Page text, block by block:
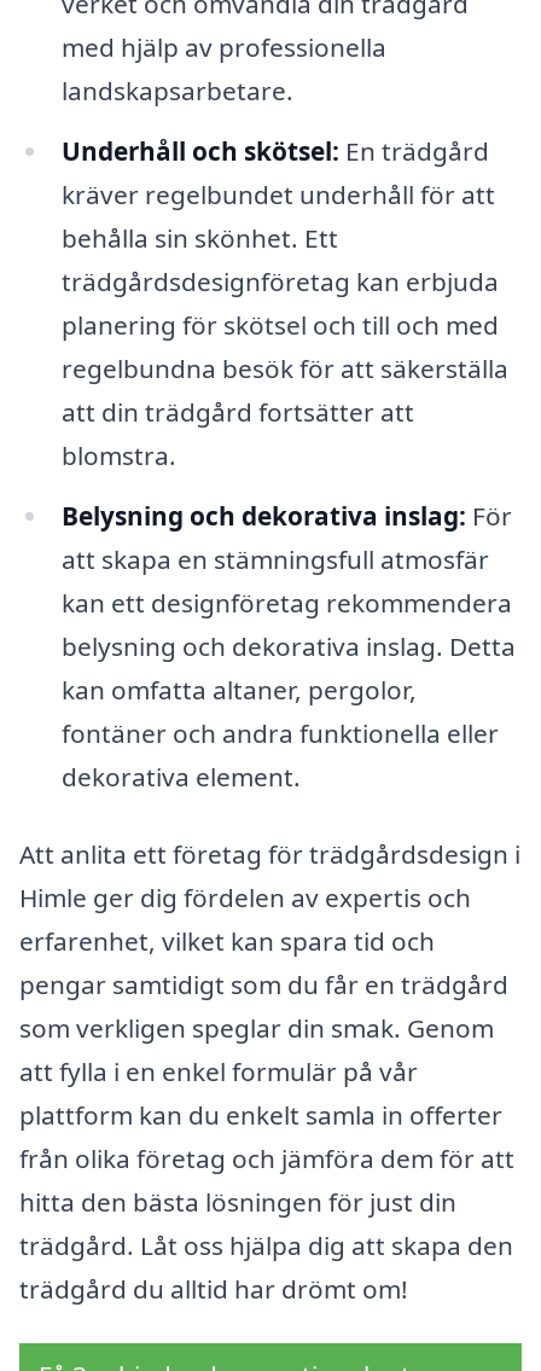
med hjälp av professionella
landskapsarbetare.
Underhåll och skötsel: En trädgård
kräver regelbundet underhåll för att
behålla sin skönhet. Ett
trädgårdsdesignföretag kan erbjuda
planering för skötsel och till och med
regelbundna besök för att säkerställa
att din trädgård fortsätter att
blomstra.
Belysning och dekorativa inslag: För
att skapa en stämningsfull atmosfär
kan ett designföretag rekommendera
belysning och dekorativa inslag. Detta
kan omfatta altaner, pergolor,
fontäner och andra funktionella eller
dekorativa element.
Att anlita ett företag för trädgårdsdesign i
Himle ger dig fördelen av expertis och
erfarenhet, vilket kan spara tid och
pengar samtidigt som du får en trädgård
som verkligen speglar din smak. Genom
att fylla i en enkel formulär på vår
plattform kan du enkelt samla in offerter
från olika företag och jämföra dem för att
hitta den bästa lösningen för just din
trädgård. Låt oss hjälpa dig att skapa den
trädgård du alltid har drömt om!